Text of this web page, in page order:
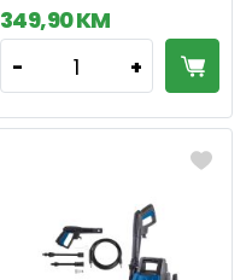
349,90 KM
- 1 +